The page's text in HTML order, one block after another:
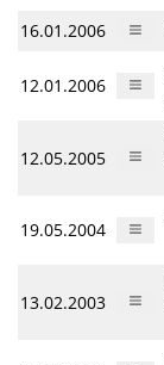
16.01.2006
12.01.2006
12.05.2005
19.05.2004
13.02.2003